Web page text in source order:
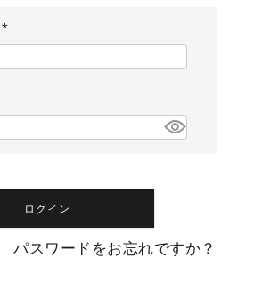
(
須
ログイン
パスワードをお忘れですか？